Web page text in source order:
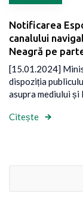
Notificarea
canalului
Neagră pe
[15.01.2024]
dispoziția
asupra mediului și
Citește